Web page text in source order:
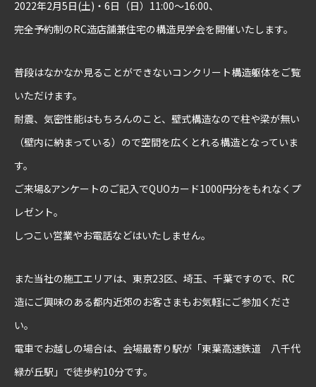
2022年2月5日(土)・6日（日）11:00～16:00、
完全予約制のRC造店舗兼住宅の構造見学会を開催いたします。
普段はなかなか見ることができないコンクリート構造躯体をご覧
いただけます。
耐震、気密性能はもちろんのこと、壁式構造なので柱や梁が無い
（壁内に納まっている）ので空間を広くとれる構造となっていま
す。
ご来場&アンケートのご記入でQUOカード1000円分をもれなくプ
レゼント。
しつこい営業やお電話などはいたしません。
また当社の施工エリアは、東京23区、埼玉、千葉ですので、RC
造にご興味のある都内近郊のお客さまもお気軽にご参加くださ
い。
電車でお越しの場合は、会場最寄り駅が「東葉高速鉄道 八千代
緑が丘駅」で徒歩約10分です。